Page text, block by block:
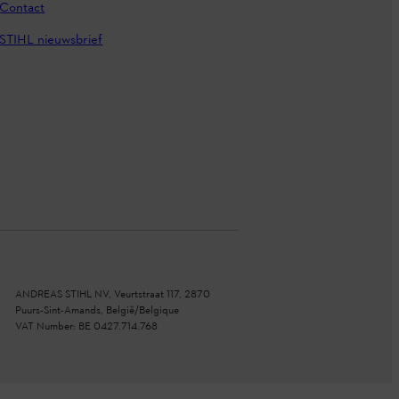
Contact
STIHL nieuwsbrief
ANDREAS STIHL NV, Veurtstraat 117, 2870
Puurs-Sint-Amands, België/Belgique
VAT Number: BE 0427.714.768